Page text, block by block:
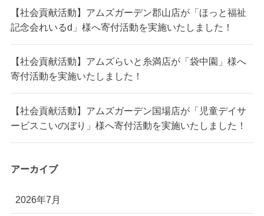
【社会貢献活動】アムズガーデン郡山店が「ほっと福祉
記念会れいるd」様へ寄付活動を実施いたしました！
【社会貢献活動】アムズらいと糸満店が「袋中園」様へ
寄付活動を実施いたしました！
【社会貢献活動】アムズガーデン国場店が「児童デイサ
ービスこいのぼり」様へ寄付活動を実施いたしました！
アーカイブ
2026年7月